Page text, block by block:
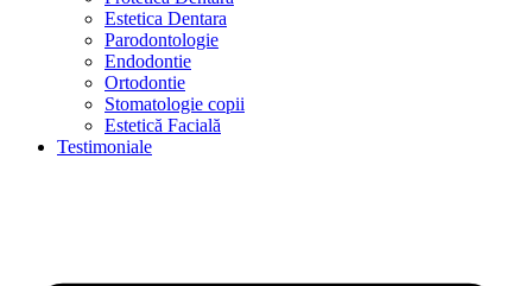
Estetica Dentara
Parodontologie
Endodontie
Ortodontie
Stomatologie copii
Estetică Facială
Testimoniale